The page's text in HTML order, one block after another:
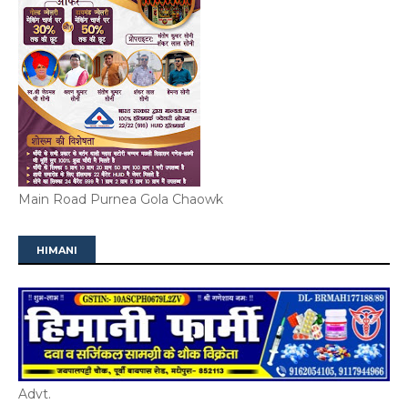
Main Road Purnea Gola Chaowk
HIMANI
Advt.